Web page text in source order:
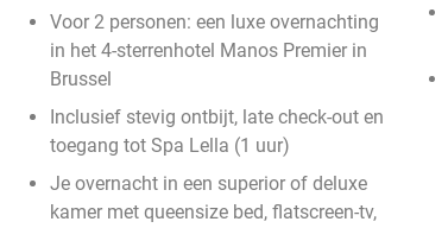
Voor 2 personen: een luxe overnachting
in het 4-sterrenhotel Manos Premier in
Brussel
Inclusief stevig ontbijt, late check-out en
toegang tot Spa Lella (1 uur)
Je overnacht in een superior of deluxe
kamer met queensize bed, flatscreen-tv,